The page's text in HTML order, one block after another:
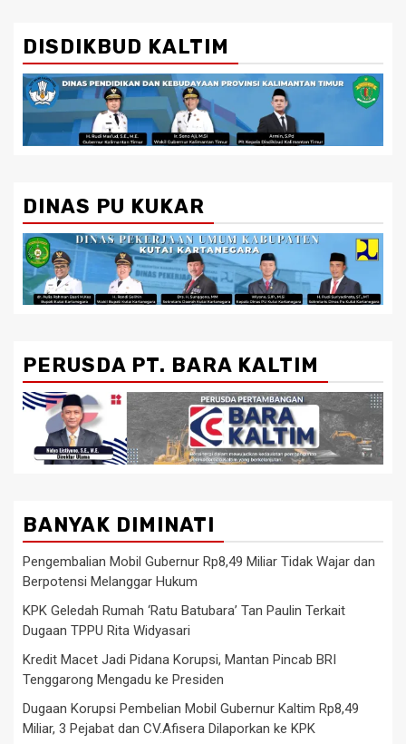
DISDIKBUD KALTIM
DINAS PU KUKAR
PERUSDA PT. BARA KALTIM
BANYAK DIMINATI
Pengembalian Mobil Gubernur Rp8,49 Miliar Tidak Wajar dan
Berpotensi Melanggar Hukum
KPK Geledah Rumah ‘Ratu Batubara’ Tan Paulin Terkait
Dugaan TPPU Rita Widyasari
Kredit Macet Jadi Pidana Korupsi, Mantan Pincab BRI
Tenggarong Mengadu ke Presiden
Dugaan Korupsi Pembelian Mobil Gubernur Kaltim Rp8,49
Miliar, 3 Pejabat dan CV.Afisera Dilaporkan ke KPK